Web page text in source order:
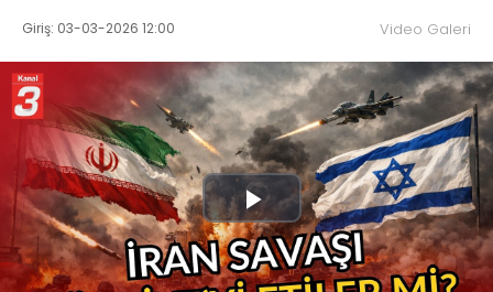
Giriş: 03-03-2026 12:00 Video Galeri
Play
Video